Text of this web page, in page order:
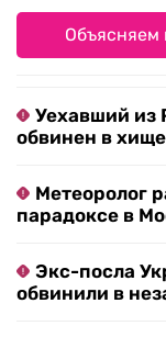
Объясняем
Уехавший из
обвинен в
Метеоролог
парадоксе в
Экс-посла
обвинили в